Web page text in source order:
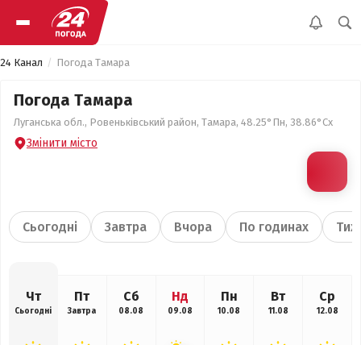
24 Канал Погода Тамара
Погода Тамара
Луганська обл., Ровеньківський район, Тамара, 48.25°Пн, 38.86°Сх
Змінити місто
Сьогодні Завтра Вчора По годинах
Чт
Сьогодні
Пт
Завтра
Сб
08.08
Нд
09.08
Пн
10.08
Вт
11.08
Ср
12.08